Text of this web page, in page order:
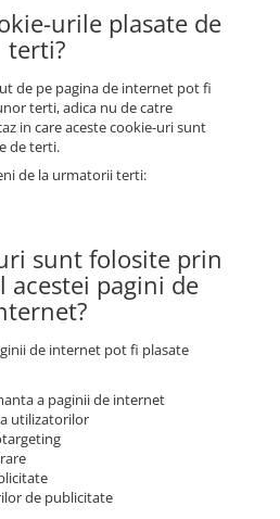
urile plasate de
terti?
de pe pagina de internet pot fi
terti, adica nu de catre
in care aceste cookie-uri sunt
de terti.
de la urmatorii terti:
sunt folosite prin
pagini de
de internet pot fi plasate
a paginii de internet
utilizatorilor
de publicitate